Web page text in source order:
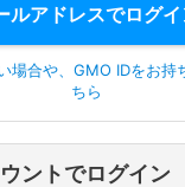
場合や、GMO IDをお持
ちら
ントでログイン